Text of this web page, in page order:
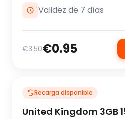
Validez de 7 días
€3.50€0.95
Recarga disponible
United Kingdom 3GB